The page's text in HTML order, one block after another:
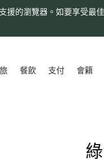
援的瀏覽器。如要享受最
餐飲 支付 會籍